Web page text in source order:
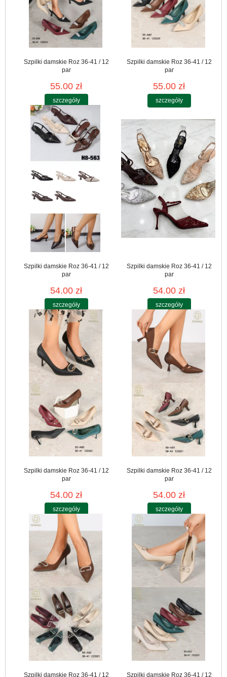
Szpilki damskie Roz 36-41 / 12
par
55.00 zł
szczegóły
Szpilki damskie Roz 36-41 / 12
par
55.00 zł
szczegóły
Szpilki damskie Roz 36-41 / 12
par
54.00 zł
szczegóły
Szpilki damskie Roz 36-41 / 12
par
54.00 zł
szczegóły
Szpilki damskie Roz 36-41 / 12
par
54.00 zł
szczegóły
Szpilki damskie Roz 36-41 / 12
par
54.00 zł
szczegóły
Szpilki damskie Roz 36-41 / 12 Szpilki damskie Roz 36-41 / 12